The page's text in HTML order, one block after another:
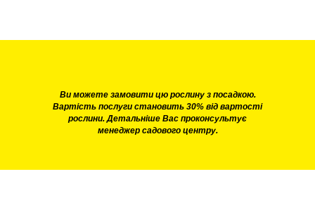
Ви можете замовити цю рослину з посадкою.
Вартість послуги становить 30% від вартості
рослини. Детальніше Вас проконсультує
менеджер садового центру.